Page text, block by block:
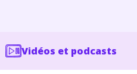
Vidéos et podcasts